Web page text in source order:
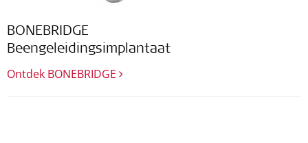
BONEBRIDGE
Beengeleidingsimplantaat
Ontdek BONEBRIDGE